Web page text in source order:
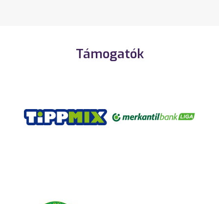
Támogatók